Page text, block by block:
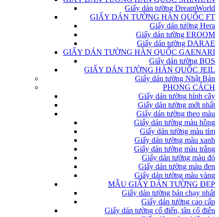
Giấy dán tường DreamWorld
GIẤY DÁN TƯỜNG HÀN QUỐC FT
Giấy dán tường Hera
Giấy dán tường EROOM
Giấy dán tường DARAE
GIẤY DÁN TƯỜNG HÀN QUỐC GAENARI
Giấy dán tường BOS
GIẤY DÁN TƯỜNG HÀN QUỐC JEIL
Giấy dán tường Nhật Bản
PHONG CÁCH
Giấy dán tường hình cây
Giấy dán tường mới nhất
Giấy dán tường theo màu
Giấy dán tường màu hồng
Giấy dán tường màu tím
Giấy dán tường màu xanh
Giấy dán tường màu trắng
Giấy dán tường màu đỏ
Giấy dán tường màu đen
Giấy dán tường màu vàng
MẪU GIẤY DÁN TƯỜNG ĐẸP
Giấy dán tường bán chạy nhất
Giấy dán tường cao cấp
Giấy dán tường cổ điển, tân cổ điển